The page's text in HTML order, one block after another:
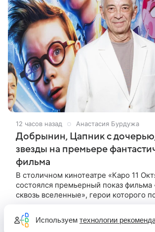
12 часов назад Анастасия Бурдужа
Добрынин, Цапник с
звезды на премьере
фильма
В столичном кинотеатре «Каро 11
состоялся премьерный показ
сквозь вселенные», герои которого
путешествие. Фантастическую картину
Используем технологии